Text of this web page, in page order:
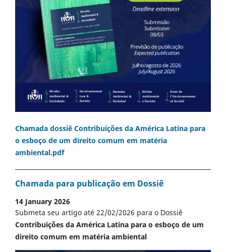
Chamada dossiê Contribuições da América Latina para
o esboço de um direito comum em matéria
ambiental.pdf
Chamada para publicação em Dossiê
14 January 2026
Submeta seu artigo até 22/02/2026 para o Dossiê
Contribuições da América Latina para o esboço de um
direito comum em matéria ambiental